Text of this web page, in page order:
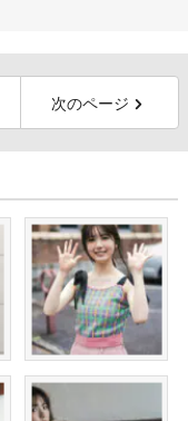
次のページ